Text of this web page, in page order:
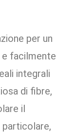
per un
facilmente
integrali
di fibre,
il
particolare,